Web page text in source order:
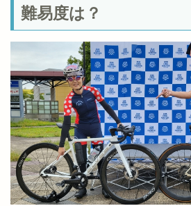
難易度は？